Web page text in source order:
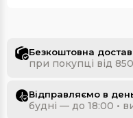
Безкоштовна
при покупці від
Відправляємо в
будні — до 18:00 •